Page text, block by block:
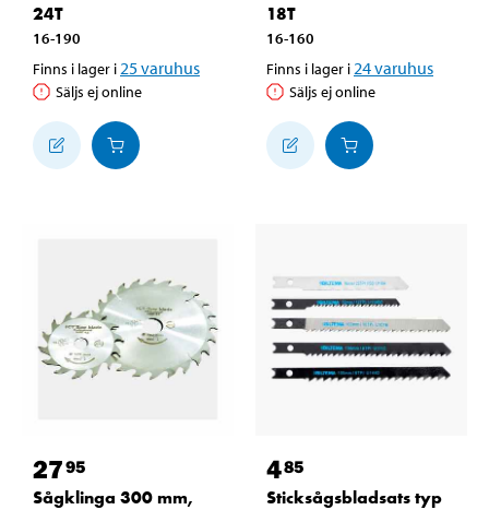
24T
16-190
Finns i lager i 25varuhus
Säljs ej online
18T
16-160
Finns i lager i 24varuhus
Säljs ej online
2795
Sågklinga 300 mm,
485
Sticksågsbladsats typ